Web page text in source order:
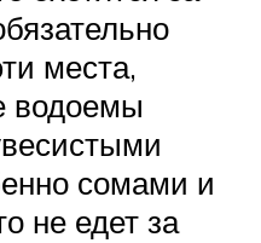
места,
водоемы
сомами и
не едет за